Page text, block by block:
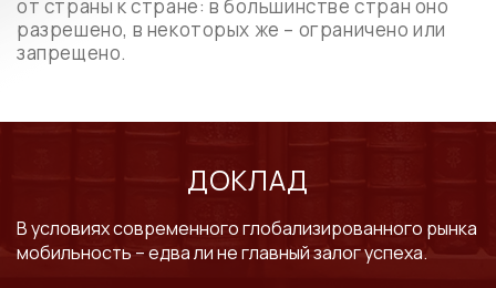
анализ законов, регулирующих двойное гражданство в разных
странах мира
от страны к стране: в большинстве стран оно
разрешено, в некоторых же – ограничено или
запрещено.
ДОКЛАД
В условиях современного глобализированного рынка
мобильность – едва ли не главный залог успеха.